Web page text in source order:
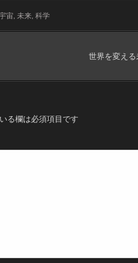
宙, 未来, 科学
世界を変え
る欄は必須項目です